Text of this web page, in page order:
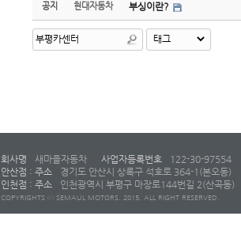
공지 현대자동차 부싱이란?
회사명 새마을자동차 사업자등록번호 122-30-97554
안산점 : 주소
경기도 안산시 상록구 석호로 364-1(본오동)
인천점 : 주소
인천광역시 부평구 마장로144번길 2(산곡동)
COPYRIGHTS ⓒ SEMAUL MOTORS. 2015. ALL RIGHT RESERVED.